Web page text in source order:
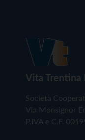
Vita Trentina
Società
Via Monsignor
P.IVA e C.F.